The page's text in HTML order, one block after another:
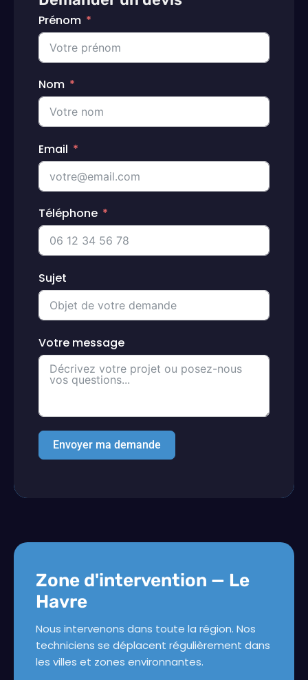
Prénom
Nom
Email
Téléphone
Sujet
Votre message
Envoyer ma demande
Zone d'intervention — Le
Havre
Nous intervenons dans toute la région. Nos
techniciens se déplacent régulièrement dans
les villes et zones environnantes.